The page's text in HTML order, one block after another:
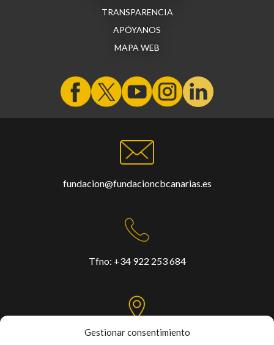
Gestionar consentimiento
TRANSPARENCIA
APÓYANOS
MAPA WEB
fundacion@fundacioncbcanarias.es
Tfno: +34 922 253 684
C/. Mercedes, Las Torres, s/n,